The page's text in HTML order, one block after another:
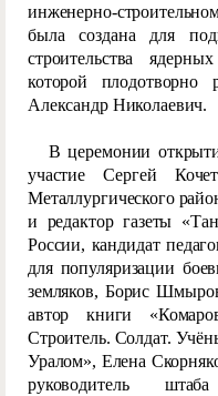
инженерно-
была создана для
строительства
которой плодотворно
Александр Николаевич.
В церемонии
участие Сергей
Металлургического
и редактор газеты
России, кандидат
для популяризации
земляков, Борис
автор книги
Строитель. Солдат.
Уралом», Елена
руководитель